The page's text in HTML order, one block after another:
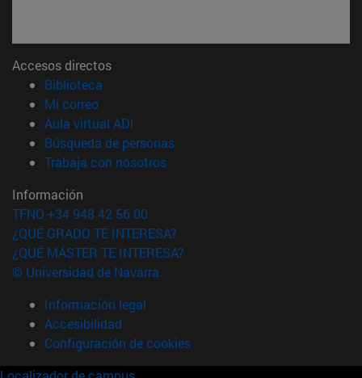
Accesos directos
Biblioteca
Mi correo(abre en nueva ventana)
Aula virtual ADI
Búsqueda de personas(abre en nueva ventana)
Trabaja con nosotros(abre en nueva ventana)
Información
TFNO +34 948 42 56 00
¿QUÉ GRADO TE INTERESA?
¿QUÉ MÁSTER TE INTERESA?
© Universidad de Navarra
Información legal
Accesibilidad
Configuración de cookies